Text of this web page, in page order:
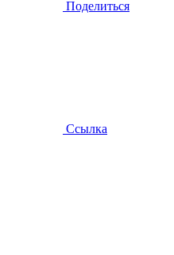
Поделиться
Ссылка